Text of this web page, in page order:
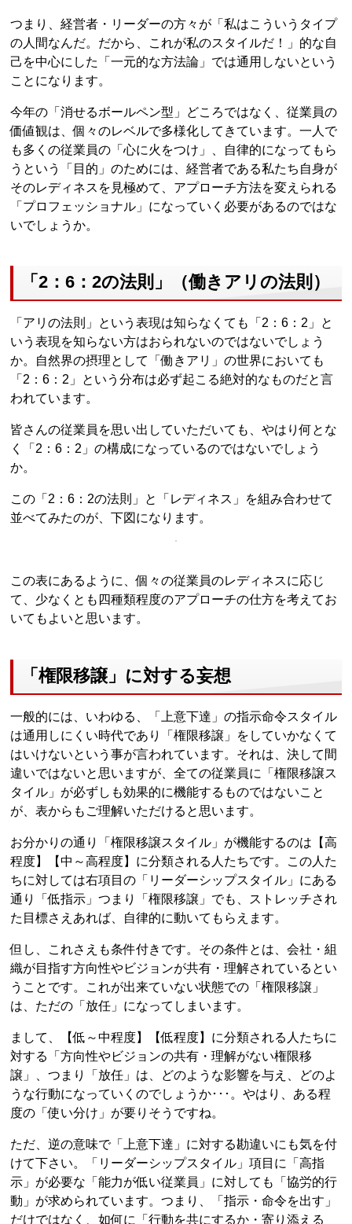
つまり、経営者・リーダーの方々が「私はこういうタイプ
の人間なんだ。だから、これが私のスタイルだ！」的な自
己を中心にした「一元的な方法論」では通用しないという
ことになります。
今年の「消せるボールペン型」どころではなく、従業員の
価値観は、個々のレベルで多様化してきています。一人で
も多くの従業員の「心に火をつけ」、自律的になってもら
うという「目的」のためには、経営者である私たち自身が
そのレディネスを見極めて、アプローチ方法を変えられる
「プロフェッショナル」になっていく必要があるのではな
いでしょうか。
「2：6：2の法則」（働きアリの法則）
「アリの法則」という表現は知らなくても「2：6：2」と
いう表現を知らない方はおられないのではないでしょう
か。自然界の摂理として「働きアリ」の世界においても
「2：6：2」という分布は必ず起こる絶対的なものだと言
われています。
皆さんの従業員を思い出していただいても、やはり何とな
く「2：6：2」の構成になっているのではないでしょう
か。
この「2：6：2の法則」と「レディネス」を組み合わせて
並べてみたのが、下図になります。
この表にあるように、個々の従業員のレディネスに応じ
て、少なくとも四種類程度のアプローチの仕方を考えてお
いてもよいと思います。
「権限移譲」に対する妄想
一般的には、いわゆる、「上意下達」の指示命令スタイル
は通用しにくい時代であり「権限移譲」をしていかなくて
はいけないという事が言われています。それは、決して間
違いではないと思いますが、全ての従業員に「権限移譲ス
タイル」が必ずしも効果的に機能するものではないこと
が、表からもご理解いただけると思います。
お分かりの通り「権限移譲スタイル」が機能するのは【高
程度】【中～高程度】に分類される人たちです。この人た
ちに対しては右項目の「リーダーシップスタイル」にある
通り「低指示」つまり「権限移譲」でも、ストレッチされ
た目標さえあれば、自律的に動いてもらえます。
但し、これさえも条件付きです。その条件とは、会社・組
織が目指す方向性やビジョンが共有・理解されているとい
うことです。これが出来ていない状態での「権限移譲」
は、ただの「放任」になってしまいます。
まして、【低～中程度】【低程度】に分類される人たちに
対する「方向性やビジョンの共有・理解がない権限移
譲」、つまり「放任」は、どのような影響を与え、どのよ
うな行動になっていくのでしょうか･･･。やはり、ある程
度の「使い分け」が要りそうですね。
ただ、逆の意味で「上意下達」に対する勘違いにも気を付
けて下さい。「リーダーシップスタイル」項目に「高指
示」が必要な「能力が低い従業員」に対しても「協労的行
動」が求められています。つまり、「指示・命令を出す」
だけではなく、如何に「行動を共にするか・寄り添える